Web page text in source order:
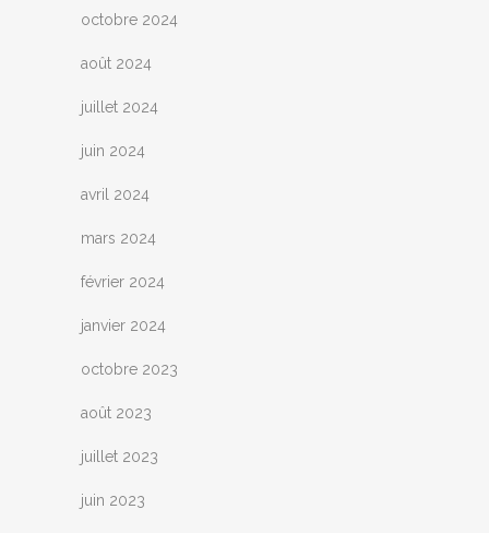
octobre 2024
août 2024
juillet 2024
juin 2024
avril 2024
mars 2024
février 2024
janvier 2024
octobre 2023
août 2023
juillet 2023
juin 2023